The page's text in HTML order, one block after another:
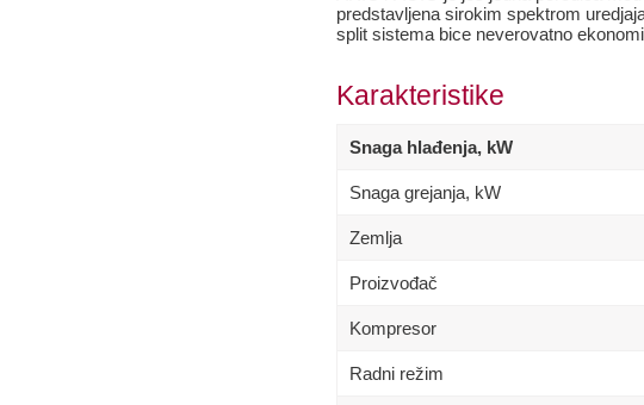
predstavljena sirokim spektrom
split sistema bice neverovatno
Karakteristike
Snaga hlađenja, kW
Snaga grejanja, kW
Zemlja
Proizvođač
Kompresor
Radni režim